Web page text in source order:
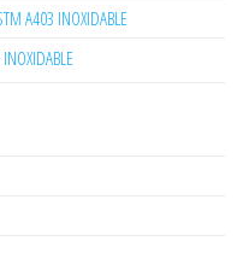
A403 INOXIDABLE